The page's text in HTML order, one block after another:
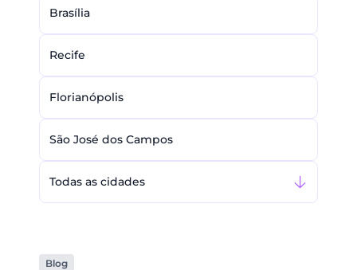
Brasília
Recife
Florianópolis
São José dos Campos
Todas as cidades
Blog